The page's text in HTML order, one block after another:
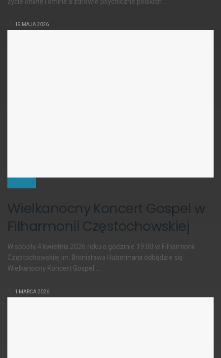
19 MAJA 2026
Wielkanocny Koncert Gospel w
Filharmonii Częstochowskiej
W sobotę 4 kwietnia 2026 roku o godzinie 19:00 w Filharmonii
Częstochowskiej im. Bronisława Hubermana odbędzie się
Wielkanocny Koncert Gospel ...
1 MARCA 2026